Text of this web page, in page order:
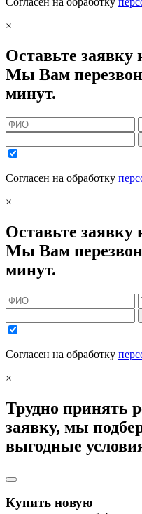
×
Оставьте заявку
Мы Вам
минут.
Согласен на обработку
×
Оставьте заявку
Мы Вам
минут.
Согласен на обработку
×
Трудно принять
заявку, мы
выгодные
Купить новую